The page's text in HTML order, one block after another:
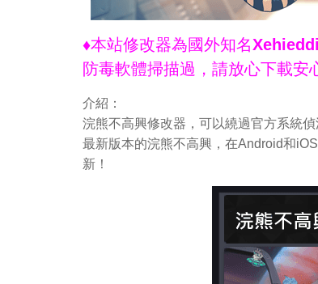
♦本站修改器為國外知名
防毒軟體掃描過，請放心下載安
介紹：
浣熊不高興修改器，可以繞過官方系統
最新版本的浣熊不高興，在Android和
新！